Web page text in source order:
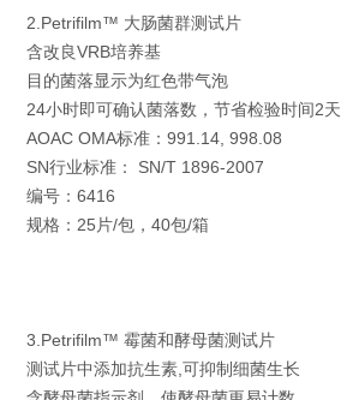
2.Petrifilm™ 大肠菌群测试片
含改良VRB培养基
目的菌落显示为红色带气泡
24小时即可确认菌落数，节省检验时间2天
AOAC OMA标准：991.14, 998.08
SN行业标准： SN/T 1896-2007
编号：6416
规格：25片/包，40包/箱
3.Petrifilm™ 霉菌和酵母菌测试片
测试片中添加抗生素,可抑制细菌生长